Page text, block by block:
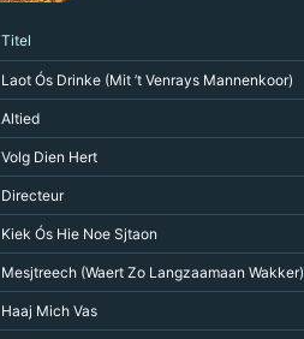
Titel
Laot Ós Drinke (Mit ’t Venrays Mannenkoor)
Altied
Volg Dien Hert
Directeur
Kiek Ós Hie Noe Sjtaon
Mesjtreech (Waert Zo Langzaamaan Wakker)
Haaj Mich Vas